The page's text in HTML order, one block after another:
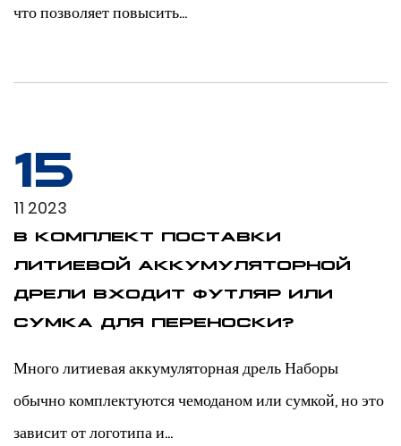
что позволяет повысить...
15
11 2023
В КОМПЛЕКТ ПОСТАВКИ
ЛИТИЕВОЙ АККУМУЛЯТОРНОЙ
ДРЕЛИ ВХОДИТ ФУТЛЯР ИЛИ
СУМКА ДЛЯ ПЕРЕНОСКИ?
Много литиевая аккумуляторная дрель Наборы
обычно комплектуются чемоданом или сумкой, но это
зависит от логотипа и...